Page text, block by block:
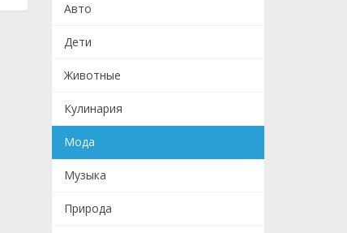
Авто
Дети
Животные
Кулинария
Мода
Музыка
Природа